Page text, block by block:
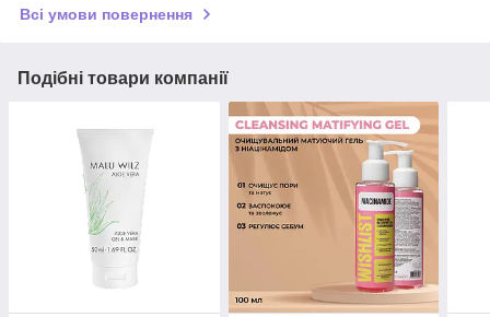
Всі умови повернення
Подібні товари компанії